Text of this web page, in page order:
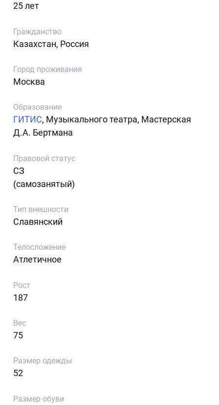
25 лет
Гражданство
Казахстан, Россия
Город проживания
Москва
Образование
ГИТИС, Музыкального театра, Мастерская
Д.А. Бертмана
Правовой статус
СЗ
(самозанятый)
Тип внешности
Славянский
Телосложение
Атлетичное
Рост
187
Вес
75
Размер одежды
52
Размер обуви